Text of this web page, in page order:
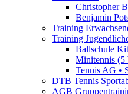
Christopher
Benjamin
Training
Training
Ballschule
Minitennis (5
Tennis AG •
DTB Tennis
AGB